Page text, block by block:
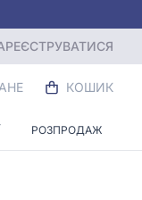
КОШИК
РОЗПРОДАЖ